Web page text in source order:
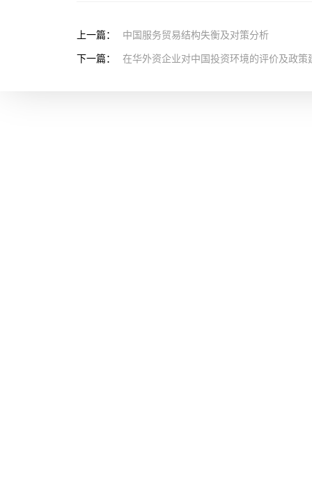
上一篇： 中国服务贸易结构失衡及对策分析
下一篇： 在华外资企业对中国投资环境的评价及政策